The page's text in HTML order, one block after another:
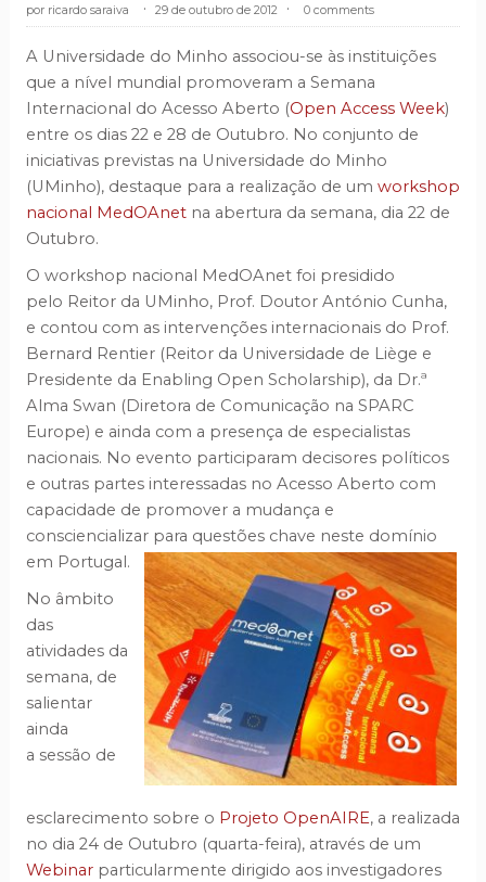
ricardo saraiva 29 de outubro de 2012 0 comments
A Universidade do Minho associou-se às instituições
que a nível mundial promoveram a Semana
Internacional do Acesso Aberto (Open Access Week)
entre os dias 22 e 28 de Outubro. No conjunto de
iniciativas previstas na Universidade do Minho
(UMinho), destaque para a realização de um workshop
nacional MedOAnetna abertura da semana, dia 22 de
Outubro.
O workshop nacional MedOAnet foi presidido
pelo Reitor da UMinho, Prof. Doutor António Cunha,
e contou com as intervenções internacionais do Prof.
Bernard Rentier (Reitor da Universidade de Liège e
Presidente da Enabling Open Scholarship), da Dr.ª
Alma Swan (Diretora de Comunicação na SPARC
Europe) e ainda com a presença de especialistas
nacionais. No evento participaram decisores políticos
e outras partes interessadas no Acesso Aberto com
capacidade de promover a mudança e
consciencializar para questões chave neste domínio
em Portugal.
No âmbito
das
atividades da
semana, de
salientar
ainda
a sessão de
esclarecimento sobre o Projeto OpenAIRE, a realizada
no dia 24 de Outubro (quarta-feira), através de um
Webinarparticularmente dirigido aos investigadores